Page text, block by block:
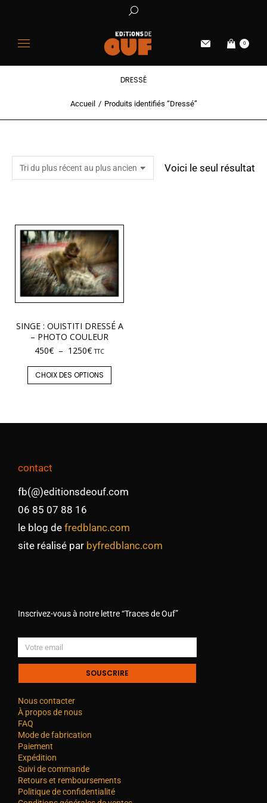
0
DRESSÉ
Vous êtes ici :Accueil Produits identifiés “Dressé”
Voici le seul résultat
SINGE : OUISTITI DRESSÉ A
– PHOTO COULEUR
450€ – 1250€ TTC
CHOIX DES OPTIONS
contact
fb(@)editionsdeouf.com
06 85 07 88 16
le blog de fredblanc.com
site réalisé par byfredblanc.com
Inscrivez-vous à notre lettre “Traces de Ouf”
SOUSCRIRE
Nous contacter
À propos de nous
FAQ
Mode de fabrication
Paiement
Expédition
Suivi de commande
Retours et remboursements
Politique de confidentialité